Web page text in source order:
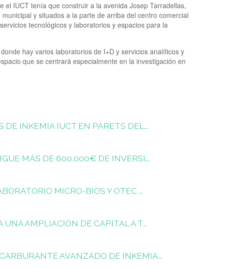
IUCT tenía que construir a la avenida Josep Tarradellas,
y situados a la parte de arriba del centro comercial
tecnológicos y laboratorios y espacios para la
hay varios laboratorios de I+D y servicios analíticos y
que se centrará especialmente en la investigación en
DE INKEMIA IUCT EN PARETS DEL...
MÁS DE 600.000€ DE INVERSI...
MICRO-BIOS Y OTEC ...
AMPLIACIÓN DE CAPITAL A T...
AVANZADO DE INKEMIA...